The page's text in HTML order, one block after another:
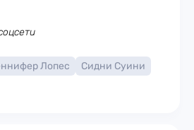
Лопес
Сидни Суини